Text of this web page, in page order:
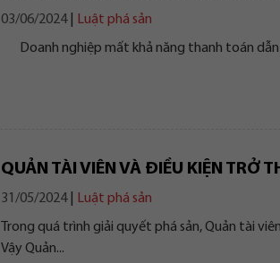
03/06/2024
Luật phá sản
Doanh nghiệp mất khả năng thanh toán dẫn
QUẢN TÀI VIÊN VÀ ĐIỀU KIỆN TRỞ
31/05/2024
Luật phá sản
Trong quá trình giải quyết phá sản, Quản tài
Vậy Quản...